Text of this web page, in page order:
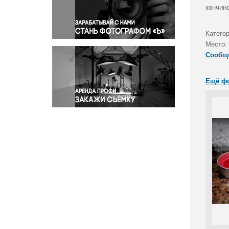
Правосудие
Происшествия и конфликты
Религия
Светская жизнь
Спорт
Экология
Экономика и бизнес
Место:
Ещё